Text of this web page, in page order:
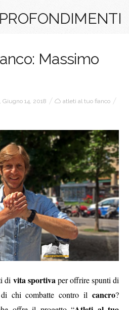
Massimo
Giugno 14, 2018
atleti al tuo fianco
di vita sportiva per offrire spunti di
chi combatte contro il cancro?